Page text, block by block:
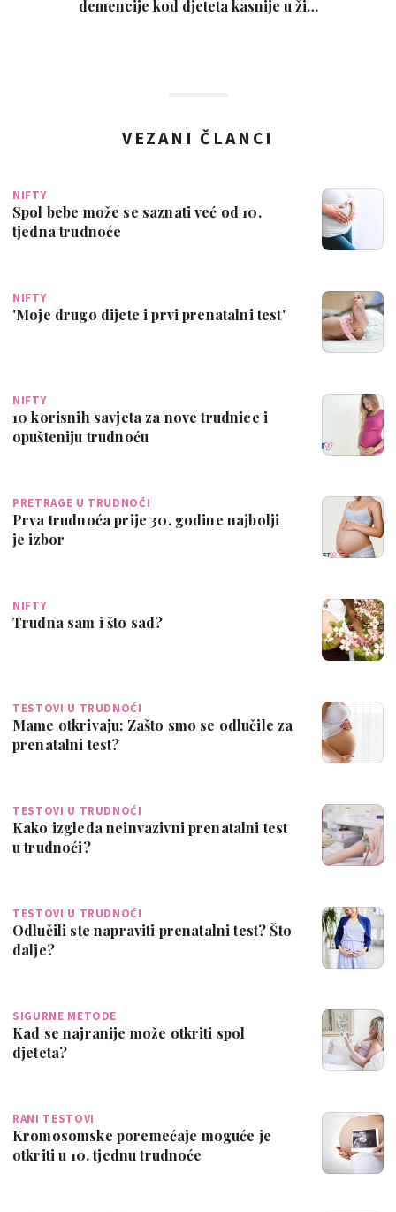
demencije kod djeteta kasnije u ži…
VEZANI ČLANCI
NIFTY
Spol bebe može se saznati već od 10.
tjedna trudnoće
NIFTY
'Moje drugo dijete i prvi prenatalni test'
NIFTY
10 korisnih savjeta za nove trudnice i
opušteniju trudnoću
PRETRAGE U TRUDNOĆI
Prva trudnoća prije 30. godine najbolji
je izbor
NIFTY
Trudna sam i što sad?
TESTOVI U TRUDNOĆI
Mame otkrivaju: Zašto smo se odlučile za
prenatalni test?
TESTOVI U TRUDNOĆI
Kako izgleda neinvazivni prenatalni test
u trudnoći?
TESTOVI U TRUDNOĆI
Odlučili ste napraviti prenatalni test? Što
dalje?
SIGURNE METODE
Kad se najranije može otkriti spol
djeteta?
RANI TESTOVI
Kromosomske poremećaje moguće je
otkriti u 10. tjednu trudnoće